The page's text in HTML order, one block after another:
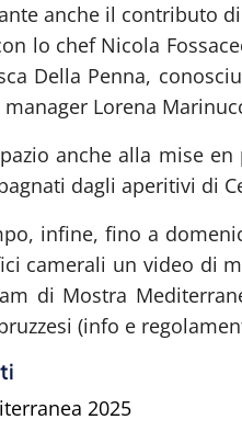
anche il contributo
lo chef Nicola
Della Penna,
Lorena
anche alla mise
dagli aperitivi di
infine, fino a
camerali un video di
di Mostra
(info e
2025